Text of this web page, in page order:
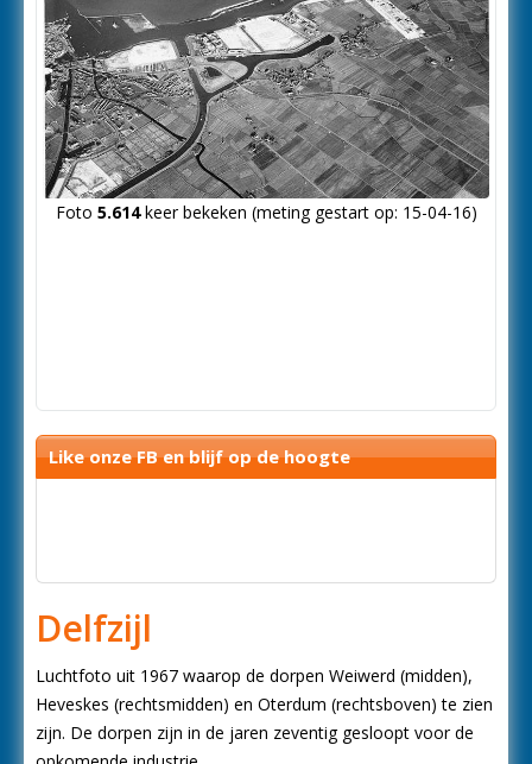
Foto 5.614keer bekeken (meting gestart op: 15-04-16)
Like onze FB en blijf op de hoogte
Delfzijl
Luchtfoto uit 1967 waarop de dorpen Weiwerd (midden),
Heveskes (rechtsmidden) en Oterdum (rechtsboven) te zien
zijn. De dorpen zijn in de jaren zeventig gesloopt voor de